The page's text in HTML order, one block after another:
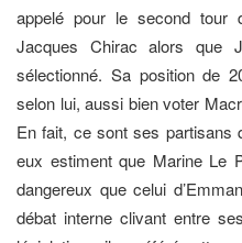
appelé pour le second
Jacques Chirac alors que
sélectionné. Sa position de
selon lui, aussi bien voter
En fait, ce sont ses partisans
eux estiment que Marine Le
dangereux que celui
débat interne clivant entre